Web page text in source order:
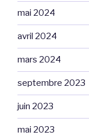
mai 2024
avril 2024
mars 2024
septembre 2023
juin 2023
mai 2023